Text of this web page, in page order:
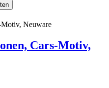
Cars-Motiv,